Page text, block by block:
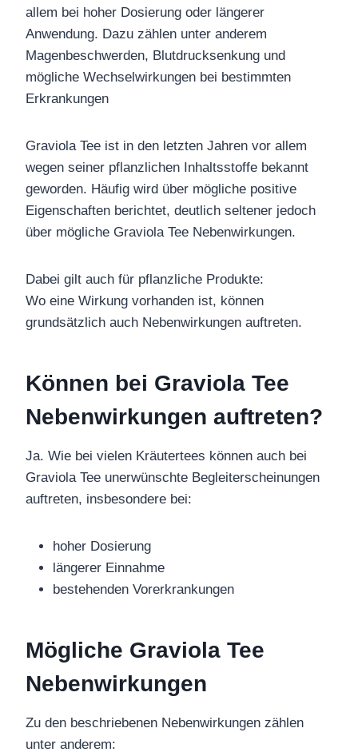
allem bei hoher Dosierung oder längerer
Anwendung. Dazu zählen unter anderem
Magenbeschwerden, Blutdrucksenkung und
mögliche Wechselwirkungen bei bestimmten
Erkrankungen
Graviola Tee ist in den letzten Jahren vor allem
wegen seiner pflanzlichen Inhaltsstoffe bekannt
geworden. Häufig wird über mögliche positive
Eigenschaften berichtet, deutlich seltener jedoch
über mögliche Graviola Tee Nebenwirkungen.
Dabei gilt auch für pflanzliche Produkte:
Wo eine Wirkung vorhanden ist, können
grundsätzlich auch Nebenwirkungen auftreten.
Können bei Graviola Tee
Nebenwirkungen auftreten?
Ja. Wie bei vielen Kräutertees können auch bei
Graviola Tee unerwünschte Begleiterscheinungen
auftreten, insbesondere bei:
hoher Dosierung
längerer Einnahme
bestehenden Vorerkrankungen
Mögliche Graviola Tee
Nebenwirkungen
Zu den beschriebenen Nebenwirkungen zählen
unter anderem: